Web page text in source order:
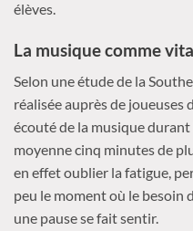
élèves.
La musique comme
Selon une étude de la
réalisée auprès de joueuses
écouté de la musique
moyenne cinq minutes de
en effet oublier la fatigue,
peu le moment où le besoin
une pause se fait sentir.